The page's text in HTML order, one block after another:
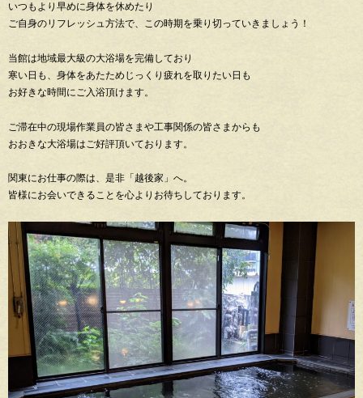
いつもより早めに身体を休めたり
ご自身のリフレッシュ方法で、この時期を乗り切っていきましょう！
当館は地域最大級の大浴場を完備しており
寒い日も、身体をあたためじっくり疲れを取りたい日も
お好きな時間にご入浴頂けます。
ご滞在中の現場作業員の皆さまや工事関係の皆さまからも
おおきな大浴場はご好評頂いております。
関東にお仕事の際は、是非「越後家」へ。
皆様にお会いできることを心よりお待ちしております。